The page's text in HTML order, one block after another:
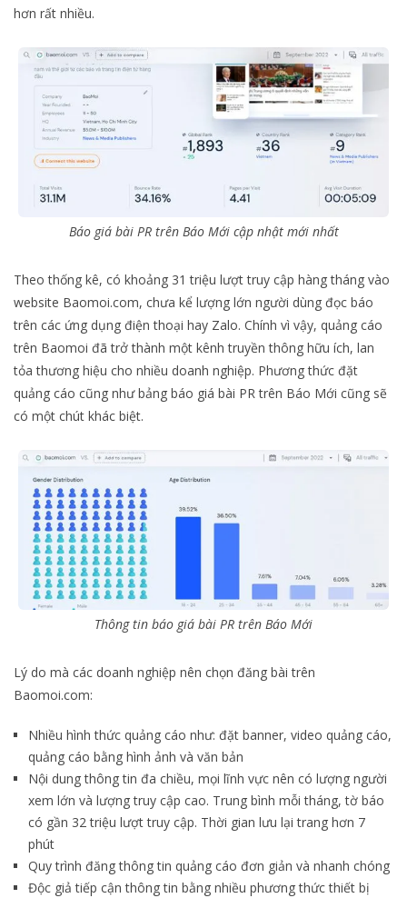
hơn rất nhiều.
Báo giá bài PR trên Báo Mới cập nhật mới nhất
Theo thống kê, có khoảng 31 triệu lượt truy cập hàng tháng vào
website Baomoi.com, chưa kể lượng lớn người dùng đọc báo
trên các ứng dụng điện thoại hay Zalo. Chính vì vậy, quảng cáo
trên Baomoi đã trở thành một kênh truyền thông hữu ích, lan
tỏa thương hiệu cho nhiều doanh nghiệp. Phương thức đặt
quảng cáo cũng như bảng báo giá bài PR trên Báo Mới cũng sẽ
có một chút khác biệt.
Thông tin báo giá bài PR trên Báo Mới
Lý do mà các doanh nghiệp nên chọn đăng bài trên
Baomoi.com:
Nhiều hình thức quảng cáo như: đặt banner, video quảng cáo,
quảng cáo bằng hình ảnh và văn bản
Nội dung thông tin đa chiều, mọi lĩnh vực nên có lượng người
xem lớn và lượng truy cập cao. Trung bình mỗi tháng, tờ báo
có gần 32 triệu lượt truy cập. Thời gian lưu lại trang hơn 7
phút
Quy trình đăng thông tin quảng cáo đơn giản và nhanh chóng
Độc giả tiếp cận thông tin bằng nhiều phương thức thiết bị